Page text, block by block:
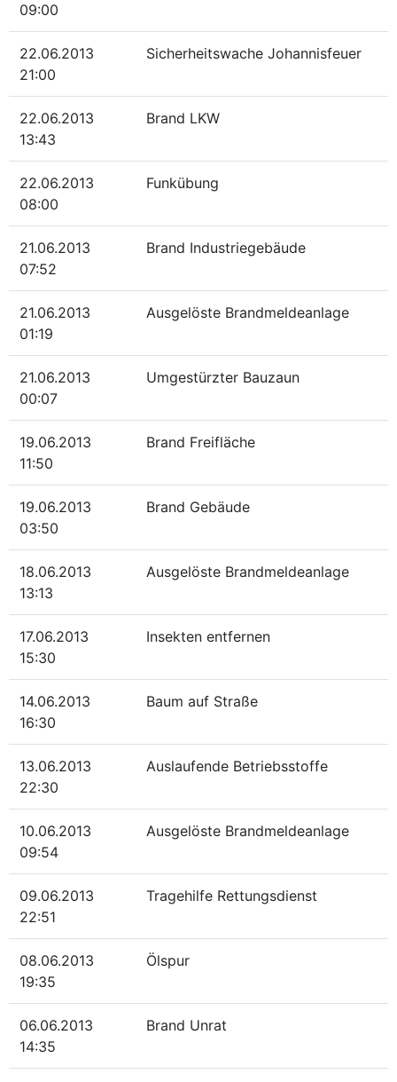
09:00
22.06.2013
21:00
Sicherheitswache Johannisfeuer
22.06.2013
13:43
Brand LKW
22.06.2013
08:00
Funkübung
21.06.2013
07:52
Brand Industriegebäude
21.06.2013
01:19
Ausgelöste Brandmeldeanlage
21.06.2013
00:07
Umgestürzter Bauzaun
19.06.2013
11:50
Brand Freifläche
19.06.2013
03:50
Brand Gebäude
18.06.2013
13:13
Ausgelöste Brandmeldeanlage
17.06.2013
15:30
Insekten entfernen
14.06.2013
16:30
Baum auf Straße
13.06.2013
22:30
Auslaufende Betriebsstoffe
10.06.2013
09:54
Ausgelöste Brandmeldeanlage
09.06.2013
22:51
Tragehilfe Rettungsdienst
08.06.2013
19:35
Ölspur
06.06.2013
14:35
Brand Unrat